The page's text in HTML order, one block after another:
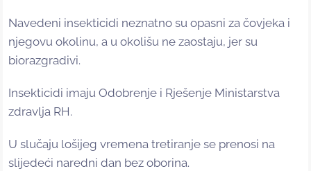
Navedeni insekticidi neznatno su opasni za čovjeka i
njegovu okolinu, a u okolišu ne zaostaju, jer su
biorazgradivi.
Insekticidi imaju Odobrenje i Rješenje Ministarstva
zdravlja RH.
U slučaju lošijeg vremena tretiranje se prenosi na
slijedeći naredni dan bez oborina.